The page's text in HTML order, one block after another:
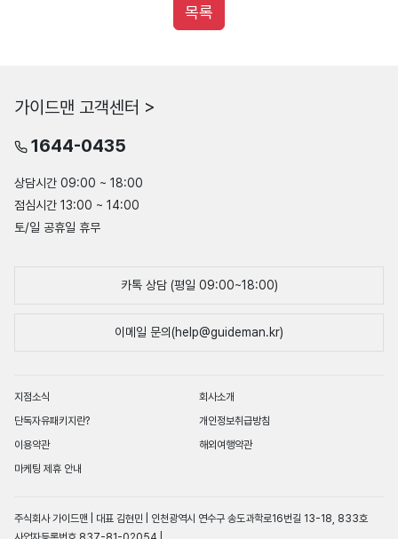
목록
가이드맨 고객센터 >
1644-0435
상담시간 09:00 ~ 18:00
점심시간 13:00 ~ 14:00
토/일 공휴일 휴무
카톡 상담 (평일 09:00~18:00)
이메일 문의(help@guideman.kr)
지점소식
회사소개
단독자유패키지란?
개인정보취급방침
이용약관
해외여행약관
마케팅 제휴 안내
주식회사 가이드맨 | 대표 김현민 | 인천광역시 연수구 송도과학로16번길 13-18, 833호